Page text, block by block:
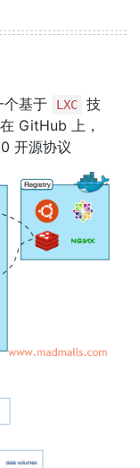
个基于 LXC
技
GitHub 上，
开源协议